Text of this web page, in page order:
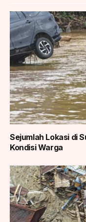
Sejumlah Lokasi di
Kondisi Warga